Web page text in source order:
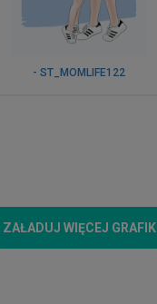
- ST_MOMLIFE122
ZAŁADUJ WIĘCEJ GRAFIK